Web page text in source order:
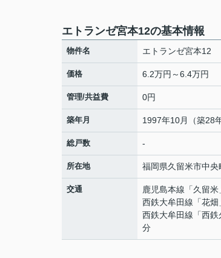
エトランゼ宮本12の基本情報
物件名 エトランゼ宮本12
価格 6.2万円～6.4万円
管理/共益費 0円
築年月 1997年10月（築28年
総戸数 -
所在地 福岡県久留米市中央
交通 鹿児島本線 「久留米
西鉄大牟田線 「花畑
西鉄大牟田線 「西鉄
分